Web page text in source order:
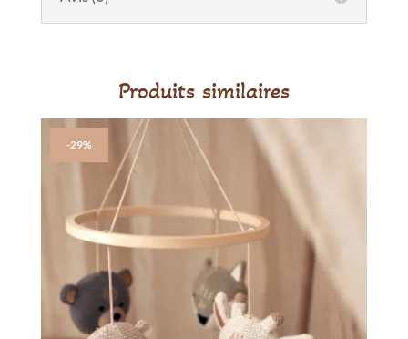
Produits similaires
-29%